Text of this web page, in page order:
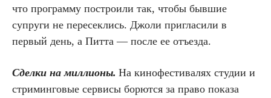
что программу построили так, чтобы бывшие
супруги не пересеклись. Джоли пригласили в
первый день, а Питта — после ее отъезда.
Сделки на миллионы. На кинофестивалях студии и
стриминговые сервисы борются за право показа